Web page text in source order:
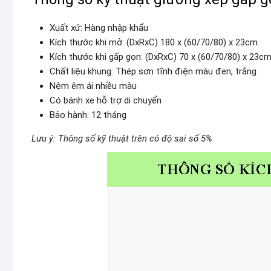
Xuất xứ: Hàng nhập khẩu
Kích thước khi mở: (DxRxC) 180 x (60/70/80) x 23cm
Kích thước khi gấp gọn: (DxRxC) 70 x (60/70/80) x 23cm
Chất liệu khung: Thép sơn tĩnh điện màu đen, trắng
Nệm êm ái nhiều màu
Có bánh xe hỗ trợ di chuyển
Bảo hành: 12 tháng
Lưu ý: Thông số kỹ thuật trên có độ sai số 5%